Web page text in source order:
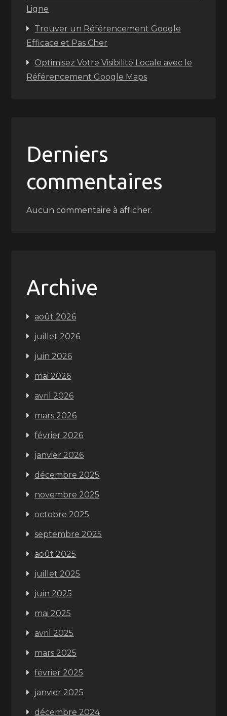
Ligne
Trouver un Référencement Google
Efficace et Pas Cher
Optimisez Votre Visibilité Locale avec le
Référencement Google Maps
Derniers
commentaires
Aucun commentaire à afficher.
Archive
août 2026
juillet 2026
juin 2026
mai 2026
avril 2026
mars 2026
février 2026
janvier 2026
décembre 2025
novembre 2025
octobre 2025
septembre 2025
août 2025
juillet 2025
juin 2025
mai 2025
avril 2025
mars 2025
février 2025
janvier 2025
décembre 2024